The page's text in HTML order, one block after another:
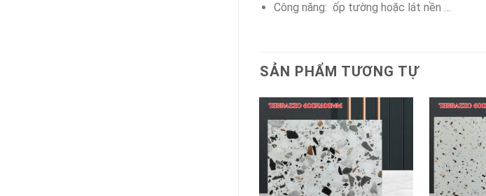
Công năng: ốp tường hoặc lát nền …
SẢN PHẨM TƯƠNG TỰ